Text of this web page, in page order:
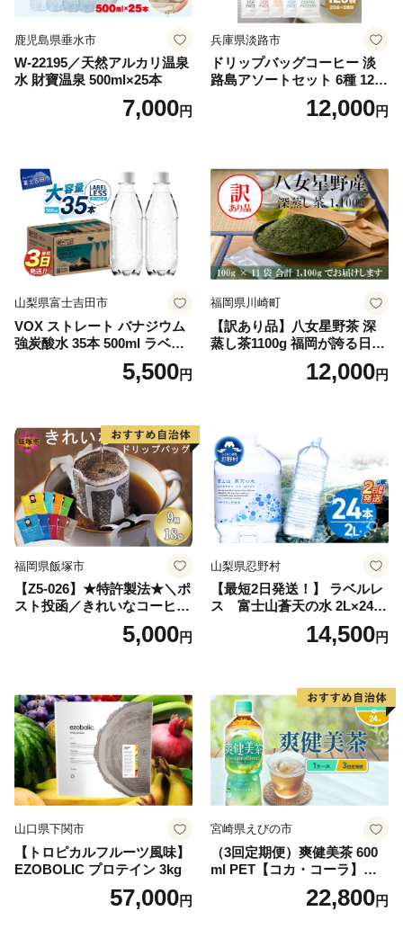
鹿児島県垂水市
W-22195／天然アルカリ温泉
水 財寶温泉 500ml×25本
7,000円
兵庫県淡路市
ドリップバッグコーヒー 淡
路島アソートセット 6種 120
袋 飲み比べ コーヒー
12,000円
山梨県富士吉田市
VOX ストレート バナジウム
強炭酸水 35本 500ml ラベル
レス【富士吉田市限定カート
5,500円
福岡県川崎町
【訳あり品】八女星野茶 深
蒸し茶1100g 福岡が誇る日本
茶_ 訳アリ 常温 お茶 茶袋 常
備品 おちゃ ocha 茶葉 緑茶
小分け お土産 お取り寄せ グ
ルメ 福岡 九州 福岡県 国産
日本 ふかむし茶 ふかむし 家
庭用 自宅用 ちゃ りょくちゃ
ふかむしちゃ 急須 甘み 川崎
町 送料無料
12,000円
福岡県飯塚市
【Z5-026】★特許製法★＼ポ
スト投函／きれいなコーヒー
ドリップバッグ9種セット(18
袋)ゆうパケットでお届け！
5,000円
山梨県忍野村
【最短2日発送！】 ラベルレ
ス 富士山蒼天の水 2L×24本
（4ケース）※離島不可 天然
水 ミネラルウォーター 水 ペ
産 シリカ ミネラル 美容 備蓄
防災 長期保存 富士山 山梨県
忍野村
14,500円
山口県下関市
【トロピカルフルーツ風味】
EZOBOLIC プロテイン 3kg
57,000円
宮崎県えびの市
（3回定期便）爽健美茶 600
ml PET【コカ・コーラ】ペ
ットボトル 1ケース(24本) 定
期便 3回(72本) セット お茶
22,800円